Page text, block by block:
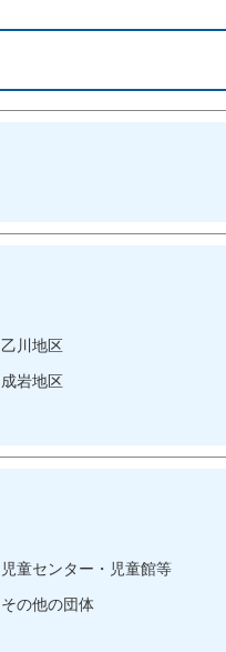
乙川地区
成岩地区
児童センター・児童館等
その他の団体